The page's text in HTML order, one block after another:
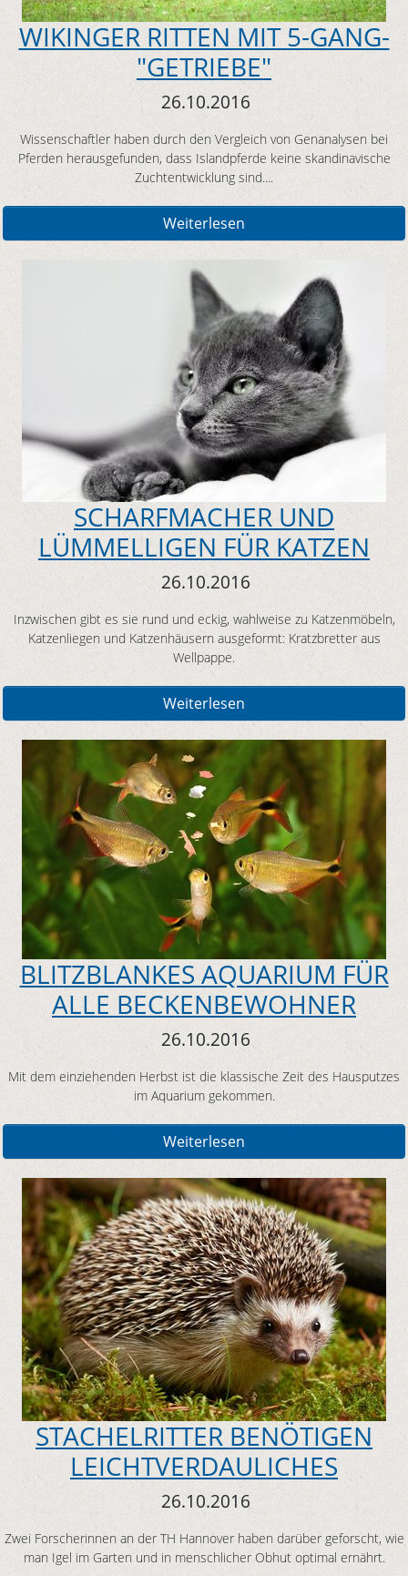
WIKINGER RITTEN MIT 5-GANG-
"GETRIEBE"
26.10.2016
Wissenschaftler haben durch den Vergleich von Genanalysen bei
Pferden herausgefunden, dass Islandpferde keine skandinavische
Zuchtentwicklung sind....
Weiterlesen
SCHARFMACHER UND
LÜMMELLIGEN FÜR KATZEN
26.10.2016
Inzwischen gibt es sie rund und eckig, wahlweise zu Katzenmöbeln,
Katzenliegen und Katzenhäusern ausgeformt: Kratzbretter aus
Wellpappe.
Weiterlesen
BLITZBLANKES AQUARIUM FÜR
ALLE BECKENBEWOHNER
26.10.2016
Mit dem einziehenden Herbst ist die klassische Zeit des Hausputzes
im Aquarium gekommen.
Weiterlesen
STACHELRITTER BENÖTIGEN
LEICHTVERDAULICHES
26.10.2016
Zwei Forscherinnen an der TH Hannover haben darüber geforscht, wie
man Igel im Garten und in menschlicher Obhut optimal ernährt.